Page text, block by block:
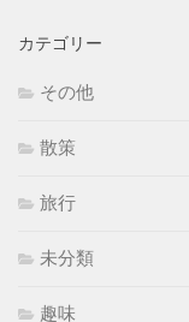
カテゴリー
その他
散策
旅行
未分類
趣味